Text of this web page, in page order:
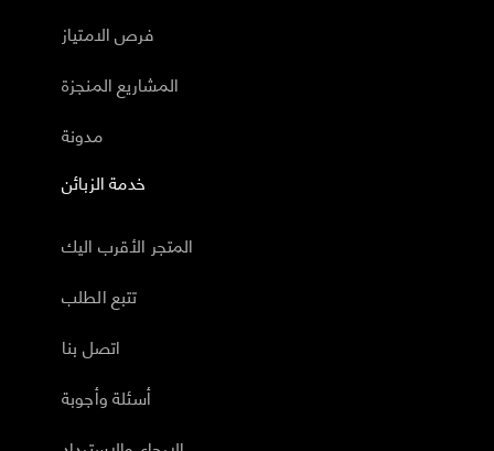
فرص الامتياز
المشاريع المنجزة
مدونة
خدمة الزبائن
المتجر الأقرب اليك
تتبع الطلب
اتصل بنا
أسئلة وأجوبة